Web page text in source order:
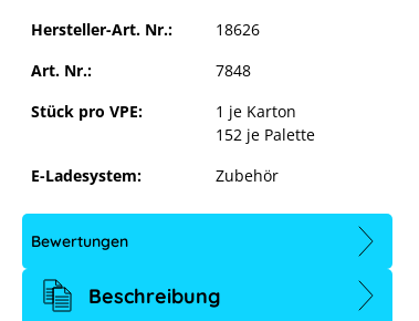
Hersteller-Art. Nr.:
18626
Art. Nr.:
7848
Stück pro VPE:
1 je Karton
152 je Palette
E-Ladesystem:
Zubehör
Bewertungen
Beschreibung